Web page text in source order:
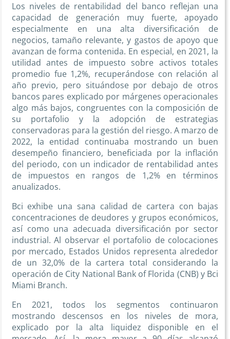
Los niveles de rentabilidad del banco reflejan una
capacidad de generación muy fuerte, apoyado
especialmente en una alta diversificación de
negocios, tamaño relevante, y gastos de apoyo que
avanzan de forma contenida. En especial, en 2021, la
utilidad antes de impuesto sobre activos totales
promedio fue 1,2%, recuperándose con relación al
año previo, pero situándose por debajo de otros
bancos pares explicado por márgenes operacionales
algo más bajos, congruentes con la composición de
su portafolio y la adopción de estrategias
conservadoras para la gestión del riesgo. A marzo de
2022, la entidad continuaba mostrando un buen
desempeño financiero, beneficiada por la inflación
del periodo, con un indicador de rentabilidad antes
de impuestos en rangos de 1,2% en términos
anualizados.
Bci exhibe una sana calidad de cartera con bajas
concentraciones de deudores y grupos económicos,
así como una adecuada diversificación por sector
industrial. Al observar el portafolio de colocaciones
por mercado, Estados Unidos representa alrededor
de un 32,0% de la cartera total considerando la
operación de City National Bank of Florida (CNB) y Bci
Miami Branch.
En 2021, todos los segmentos continuaron
mostrando descensos en los niveles de mora,
explicado por la alta liquidez disponible en el